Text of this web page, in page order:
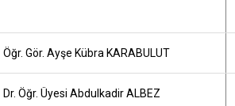
Öğr. Gör. Ayşe Kübra KARABULUT
Dr. Öğr. Üyesi Abdulkadir ALBEZ